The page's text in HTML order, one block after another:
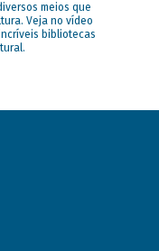
meios que
Veja no vídeo
bibliotecas